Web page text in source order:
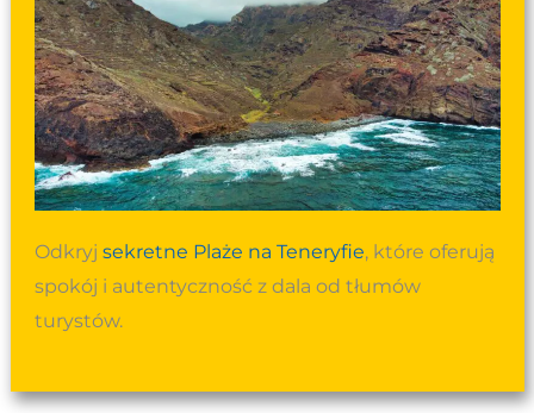
Odkryj sekretne Plaże na Teneryfie, które oferują
spokój i autentyczność z dala od tłumów
turystów.